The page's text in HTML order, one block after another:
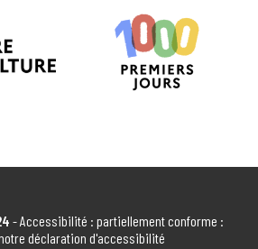
INTERCOMMUNALE
- Accessibilité : partiellement conforme :
déclaration d'accessibilité